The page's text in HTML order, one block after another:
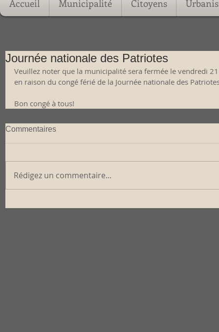
Accueil Municipalité Citoyens
Journée nationale des Patriotes
Veuillez noter que la municipalité sera fermée le vendredi
en raison du congé férié de la Journée nationale des
Bon congé à tous!
Commentaires
Rédigez un commentaire...